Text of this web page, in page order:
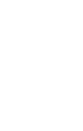
31日現在
のみ平成24
産用機械、
機械の分類
は総従業者